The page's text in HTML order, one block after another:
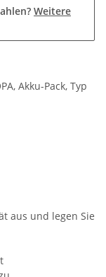
Weitere
Akku-Pack, Typ
aus und legen Sie